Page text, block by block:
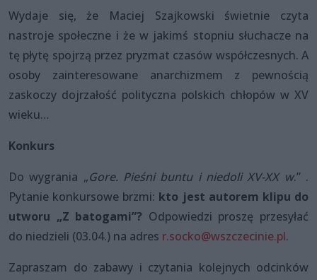
Wydaje się, że Maciej Szajkowski świetnie czyta
nastroje społeczne i że w jakimś stopniu słuchacze na
tę płytę spojrzą przez pryzmat czasów współczesnych. A
osoby zainteresowane anarchizmem z pewnością
zaskoczy dojrzałość polityczna polskich chłopów w XV
wieku…
Konkurs
Do wygrania „Gore. Pieśni buntu i niedoli XV-XX w.” .
Pytanie konkursowe brzmi: kto jest autorem klipu do
utworu „Z batogami”? Odpowiedzi proszę przesyłać
do niedzieli (03.04.) na adres r.socko@wszczecinie.pl.
Zapraszam do zabawy i czytania kolejnych odcinków